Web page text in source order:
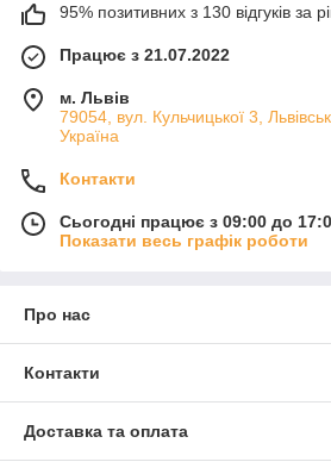
95% позитивних з 130 відгуків за
Працює з 21.07.2022
м. Львів
79054, вул. Кульчицької 3,
Україна
Контакти
Сьогодні працює з 09:00 до
Показати весь графік роботи
Про нас
Контакти
Доставка та оплата